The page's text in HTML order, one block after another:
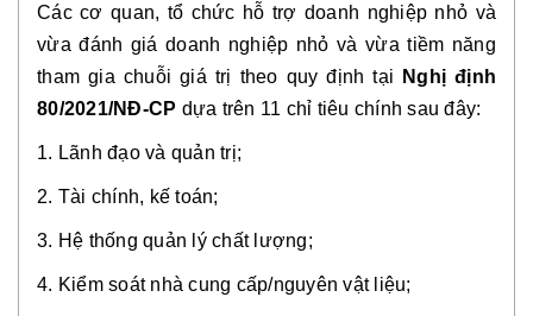
Các cơ quan, tổ chức hỗ trợ doanh nghiệp nhỏ và
vừa đánh giá doanh nghiệp nhỏ và vừa tiềm năng
tham gia chuỗi giá trị theo quy định tại
Nghị định
80/2021/NĐ-CP dựa trên 11 chỉ tiêu chính sau đây:
1. Lãnh đạo và quản trị;
2. Tài chính, kế toán;
3. Hệ thống quản lý chất lượng;
4. Kiểm soát nhà cung cấp/nguyên vật liệu;